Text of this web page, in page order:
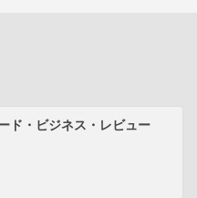
ド・ビジネス・レビュー